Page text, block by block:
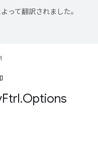
よって翻訳されました。
Ftrl.Options